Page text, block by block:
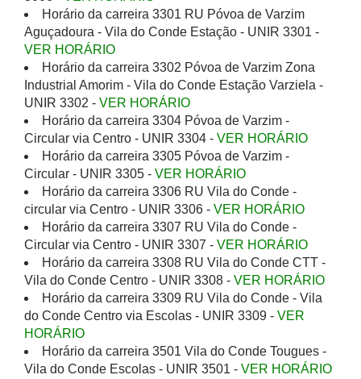
Horário da carreira 3301 RU Póvoa de Varzim
Aguçadoura - Vila do Conde Estação - UNIR 3301 -
VER HORÁRIO
Horário da carreira 3302 Póvoa de Varzim Zona
Industrial Amorim - Vila do Conde Estação Varziela -
UNIR 3302 - VER HORÁRIO
Horário da carreira 3304 Póvoa de Varzim -
Circular via Centro - UNIR 3304 - VER HORÁRIO
Horário da carreira 3305 Póvoa de Varzim -
Circular - UNIR 3305 - VER HORÁRIO
Horário da carreira 3306 RU Vila do Conde -
circular via Centro - UNIR 3306 - VER HORÁRIO
Horário da carreira 3307 RU Vila do Conde -
Circular via Centro - UNIR 3307 - VER HORÁRIO
Horário da carreira 3308 RU Vila do Conde CTT -
Vila do Conde Centro - UNIR 3308 - VER HORÁRIO
Horário da carreira 3309 RU Vila do Conde - Vila
do Conde Centro via Escolas - UNIR 3309 - VER
HORÁRIO
Horário da carreira 3501 Vila do Conde Tougues -
Vila do Conde Escolas - UNIR 3501 - VER HORÁRIO